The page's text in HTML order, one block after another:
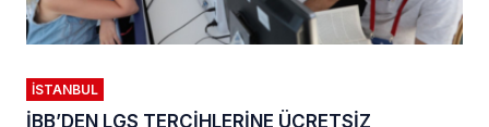
İSTANBUL
İBB’DEN LGS TERCİHLERİNE ÜCRETSİZ